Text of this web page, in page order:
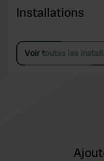
Installations
Voir toutes les